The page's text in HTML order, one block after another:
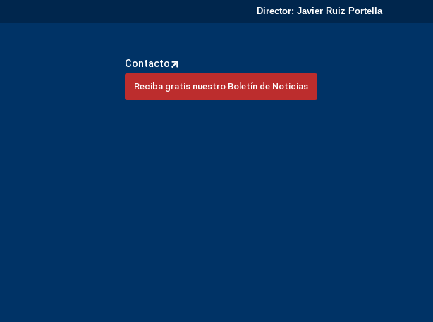
Director: Javier Ruiz Portella
Contacto
Reciba gratis nuestro Boletín de Noticias